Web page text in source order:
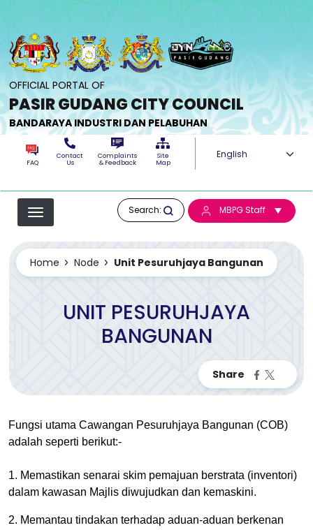
OFFICIAL PORTAL OF
PASIR GUDANG CITY COUNCIL
BANDARAYA INDUSTRI DAN PELABUHAN
FAQ
Contact
Us
Complaints
& Feedback
Site
Map
Select your
Search: MBPG Staff
Home Node Unit Pesuruhjaya Bangunan
UNIT PESURUHJAYA
BANGUNAN
Fungsi utama Cawangan Pesuruhjaya Bangunan (COB)
adalah seperti berikut:-
1. Memastikan senarai skim pemajuan berstrata (inventori)
dalam kawasan Majlis diwujudkan dan kemaskini.
2. Memantau tindakan terhadap aduan-aduan berkenan